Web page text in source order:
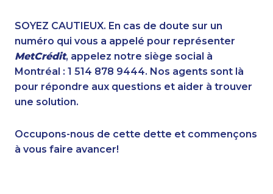
1-647-428-7523
1-780-423-0418
1-855-329-9754
1-437-900-0398
1-587-319-2124
1-902-482-8372
1-506-300-4130
1-587-651-0237
1-438-230-2006
1-647-715-9371
SOYEZ CAUTIEUX. En cas de doute sur un
numéro qui vous a appelé pour représenter
MetCrédit, appelez notre siège social à
Montréal : 1 514 878 9444. Nos agents sont là
pour répondre aux questions et aider à trouver
une solution.
Occupons-nous de cette dette et commençons
à vous faire avancer!